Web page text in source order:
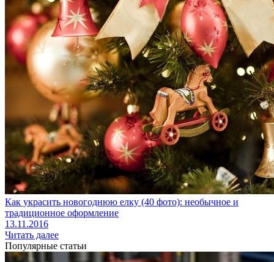
Как украсить новогоднюю елку (40 фото): необычное и
традиционное оформление
13.11.2016
Читать далее
Популярные статьи